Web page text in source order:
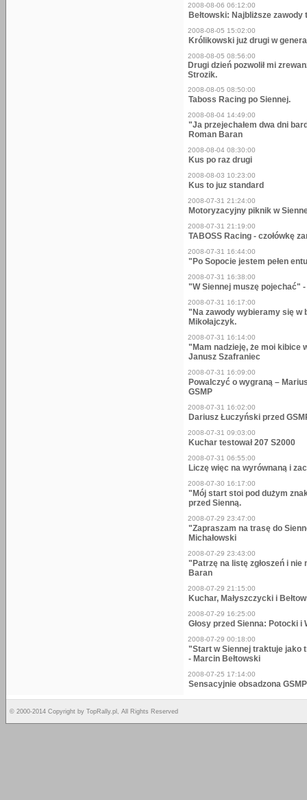
2008-08-06 06:12:00
Bełtowski: Najbliższe zawody
2008-08-05 15:02:00
Królikowski już drugi w
2008-08-05 08:56:00
Drugi dzień pozwolił mi
Strozik.
2008-08-05 08:50:00
Taboss Racing po Siennej.
2008-08-04 14:49:00
"Ja przejechałem dwa dni
Roman Baran
2008-08-04 08:30:00
Kus po raz drugi
2008-08-03 10:23:00
Kus to juz standard
2008-07-31 21:24:00
Motoryzacyjny piknik w
2008-07-31 21:19:00
TABOSS Racing - czołówkę
2008-07-31 16:44:00
"Po Sopocie jestem pełen
2008-07-31 16:38:00
"W Siennej muszę pojechać" -
2008-07-31 16:17:00
"Na zawody wybieramy się w
Mikołajczyk.
2008-07-31 16:14:00
"Mam nadzieję, że moi kibice
Janusz Szafraniec
2008-07-31 16:09:00
Powalczyć o wygraną –
GSMP
2008-07-31 16:02:00
Dariusz Łuczyński przed
2008-07-31 09:03:00
Kuchar testował 207 S2000
2008-07-31 06:55:00
Liczę więc na wyrównaną i
2008-07-30 16:17:00
"Mój start stoi pod dużym
przed Sienną.
2008-07-29 23:47:00
"Zapraszam na trasę do
Michałowski
2008-07-29 23:43:00
"Patrzę na listę zgłoszeń i
Baran
2008-07-29 21:15:00
Kuchar, Małyszczycki i
2008-07-29 16:25:00
Głosy przed Sienna: Potocki i
2008-07-29 00:18:00
"Start w Siennej traktuje jako
- Marcin Bełtowski
2008-07-25 17:14:00
Sensacyjnie obsadzona
© 2000-2014 Copyright by TopRally.pl, All Rights Reserved